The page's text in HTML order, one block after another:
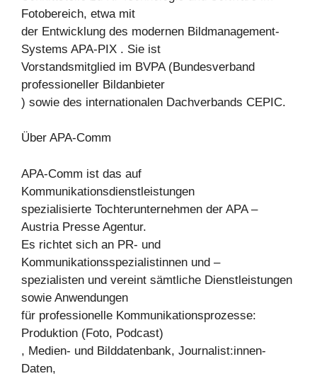
Fotobereich, etwa mit
der Entwicklung des modernen Bildmanagement-
Systems APA-PIX . Sie ist
Vorstandsmitglied im BVPA (Bundesverband
professioneller Bildanbieter
) sowie des internationalen Dachverbands CEPIC.
Über APA-Comm
APA-Comm ist das auf
Kommunikationsdienstleistungen
spezialisierte Tochterunternehmen der APA –
Austria Presse Agentur.
Es richtet sich an PR- und
Kommunikationsspezialistinnen und –
spezialisten und vereint sämtliche Dienstleistungen
sowie Anwendungen
für professionelle Kommunikationsprozesse:
Produktion (Foto, Podcast)
, Medien- und Bilddatenbank, Journalist:innen-
Daten,